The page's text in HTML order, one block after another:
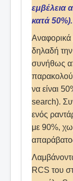
εμβέλεια
κατά 50%).
Αναφορικά
δηλαδή
συνήθως
να είναι
search).
ενός
με 90%,
RCS του